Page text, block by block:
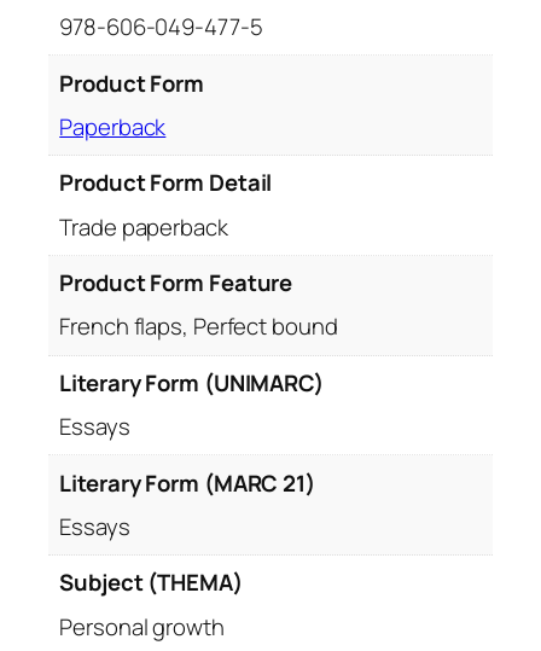
978-606-049-477-5
Product Form
Paperback
Product Form Detail
Trade paperback
Product Form Feature
French flaps, Perfect bound
Literary Form (UNIMARC)
Essays
Literary Form (MARC 21)
Essays
Subject (THEMA)
Personal growth